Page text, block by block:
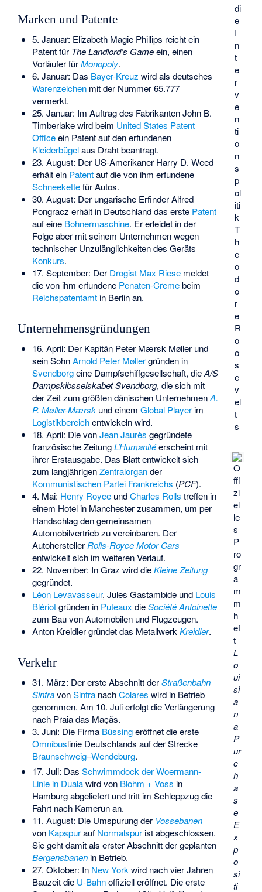
di
e
I
n
t
e
r
v
e
n
ti
o
n
s
p
ol
iti
k
T
h
e
o
d
o
r
e
R
o
o
s
e
v
el
t
s
O
ffi
zi
el
le
s
P
ro
gr
a
m
m
h
ef
t
L
o
ui
si
a
n
a
P
ur
c
h
a
s
e
E
x
p
o
si
ti
Marken und Patente
5. Januar: Elizabeth Magie Phillips reicht ein
Patent für The Landlord’s Gameein, einen
Vorläufer fürMonopoly.
6. Januar: Das Bayer-Kreuz wird als deutsches
Warenzeichenmit der Nummer 65.777
vermerkt.
25. Januar: Im Auftrag des FabrikantenJohn B.
Timberlakewird beim United States Patent
Officeein Patent auf den erfundenen
Kleiderbügelaus Draht beantragt.
23. August: Der US-Amerikaner Harry D. Weed
erhält ein Patentauf die von ihm erfundene
Schneekettefür Autos.
30. August: Der ungarische ErfinderAlfred
Pongracz erhält in Deutschland das erste Patent
auf eine Bohnermaschine. Er erleidet in der
Folge aber mit seinem Unternehmen wegen
technischer Unzulänglichkeiten des Geräts
Konkurs.
17. September: Der Drogist Max Riesemeldet
die von ihm erfundene Penaten-Cremebeim
Reichspatentamtin Berlin an.
Unternehmensgründungen
16. April: Der Kapitän Peter Mærsk Møllerund
sein SohnArnold Peter Møllergründen in
Svendborgeine Dampfschiffgesellschaft, dieA/S
Dampskibsselskabet Svendborg, die sich mit
der Zeit zum größten dänischen UnternehmenA.
P. Møller-Mærskund einem Global Playerim
Logistikbereichentwickeln wird.
18. April: Die vonJean Jaurès gegründete
französische ZeitungL’Humanitéerscheint mit
ihrer Erstausgabe. Das Blatt entwickelt sich
zum langjährigenZentralorgander
Kommunistischen Partei Frankreichs (PCF).
4. Mai: Henry RoyceundCharles Rolls treffen in
einem Hotel in Manchester zusammen, um per
Handschlag den gemeinsamen
Automobilvertrieb zu vereinbaren. Der
Autohersteller Rolls-Royce Motor Cars
entwickelt sich im weiteren Verlauf.
22. November: In Graz wird dieKleine Zeitung
gegründet.
Léon Levavasseur, Jules Gastambide und Louis
Blériotgründen in Puteaux dieSociété Antoinette
zum Bau von Automobilen und Flugzeugen.
Anton Kreidler gründet das Metallwerk Kreidler.
Verkehr
31. März: Der erste Abschnitt derStraßenbahn
SintravonSintranachColares wird in Betrieb
genommen. Am 10. Juli erfolgt die Verlängerung
nach Praia das Maçãs.
3. Juni: Die Firma Büssingeröffnet die erste
Omnibuslinie Deutschlands auf der Strecke
Braunschweig–Wendeburg.
17. Juli: Das Schwimmdock der Woermann-
Linie in Dualawird von Blohm + Voss in
Hamburg abgeliefert und tritt im Schleppzug die
Fahrt nach Kamerun an.
11. August: Die Umspurung der Vossebanen
von Kapspurauf Normalspurist abgeschlossen.
Sie geht damit als erster Abschnitt der geplanten
Bergensbanenin Betrieb.
27. Oktober: In New York wird nach vier Jahren
Bauzeit die U-Bahnoffiziell eröffnet. Die erste